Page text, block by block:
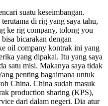
suatu keseimbangan.
di rig yang saya tahu,
ke rig company, tolong you
bicarakan dengan
oil company kontrak ini yang
yang dipakai. Itu yang saya
satu misi. Makanya saya tidak
penting bagaimana untuk
China. China sudah masuk
production sharing (KPS),
dari dalam negeri. Dia atur